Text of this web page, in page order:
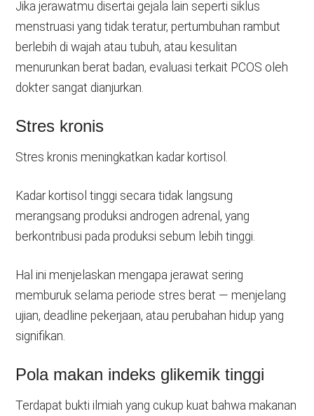
Jika jerawatmu disertai gejala lain seperti siklus
menstruasi yang tidak teratur, pertumbuhan rambut
berlebih di wajah atau tubuh, atau kesulitan
menurunkan berat badan, evaluasi terkait PCOS oleh
dokter sangat dianjurkan.
Stres kronis
Stres kronis meningkatkan kadar kortisol.
Kadar kortisol tinggi secara tidak langsung
merangsang produksi androgen adrenal, yang
berkontribusi pada produksi sebum lebih tinggi.
Hal ini menjelaskan mengapa jerawat sering
memburuk selama periode stres berat — menjelang
ujian, deadline pekerjaan, atau perubahan hidup yang
signifikan.
Pola makan indeks glikemik tinggi
Terdapat bukti ilmiah yang cukup kuat bahwa makanan